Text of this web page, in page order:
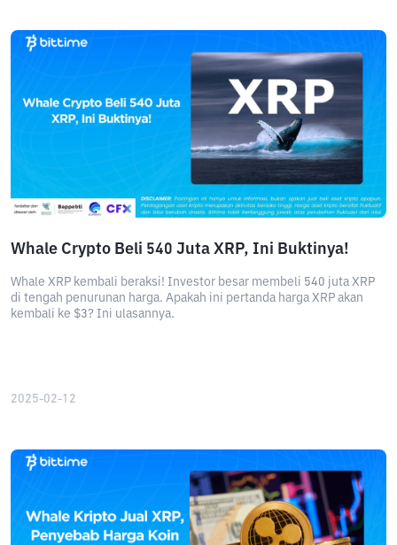
Whale Crypto Beli 540 Juta XRP, Ini Buktinya!
Whale XRP kembali beraksi! Investor besar membeli 540 juta XRP
di tengah penurunan harga. Apakah ini pertanda harga XRP akan
kembali ke $3? Ini ulasannya.
2025-02-12